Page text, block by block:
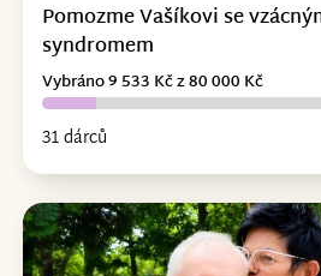
Pomozme Vašíkovi se
syndromem
31 dárců
Vybráno 9 533 Kč z 80 000 Kč